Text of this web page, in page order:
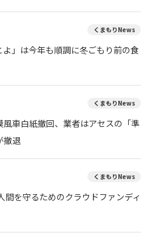
くまもりNews
」は今年も順調に冬ごもり前の食
くまもりNews
車白紙撤回、業者はアセスの「準
撤退
くまもりNews
を守るためのクラウドファンディ